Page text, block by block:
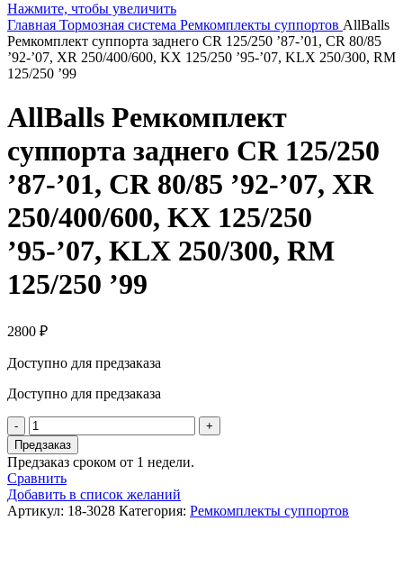
Нажмите, чтобы увеличить
Главная Тормозная система Ремкомплекты суппортов AllBalls
Ремкомплект суппорта заднего CR 125/250 ’87-’01, CR 80/85
’92-’07, XR 250/400/600, KX 125/250 ’95-’07, KLX 250/300, RM
125/250 ’99
AllBalls Ремкомплект
суппорта заднего CR 125/250
’87-’01, CR 80/85 ’92-’07, XR
250/400/600, KX 125/250
’95-’07, KLX 250/300, RM
125/250 ’99
2800 ₽
Доступно для предзаказа
Доступно для предзаказа
Количество
товара
AllBalls
Ремкомплект
суппорта
заднего
CR
Предзаказ
Предзаказ сроком от 1 недели.
Сравнить
Добавить в список желаний
Артикул: 18-3028 Категория: Ремкомплекты суппортов